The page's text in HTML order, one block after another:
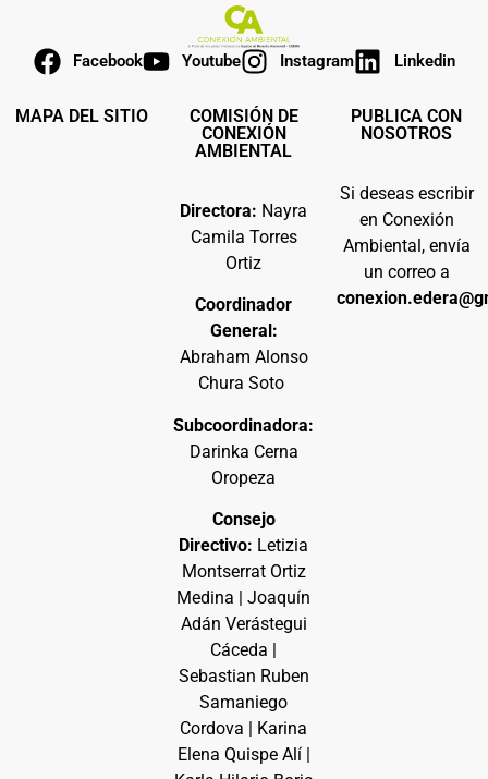
Facebook Youtube Instagram Linkedin
MAPA DEL SITIO
COMISIÓN DE
CONEXIÓN
AMBIENTAL
Directora: Nayra
Camila Torres
Ortiz
Coordinador
General:
Abraham Alonso
Chura Soto
Subcoordinadora:
Darinka Cerna
Oropeza
Consejo
Directivo: Letizia
Montserrat Ortiz
Medina | Joaquín
Adán Verástegui
Cáceda |
Sebastian Ruben
Samaniego
Cordova | Karina
Elena Quispe Alí |
PUBLICA CON
NOSOTROS
Si deseas escribir
en Conexión
Ambiental, envía
un correo a